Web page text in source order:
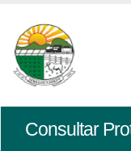
Consultar